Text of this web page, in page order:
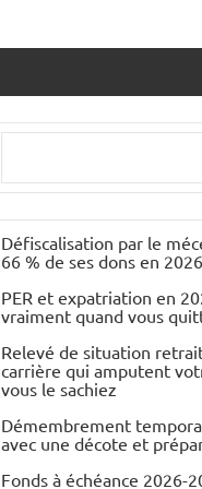
Défiscalisation par le
66 % de ses dons en
PER et expatriation en
vraiment quand vous
Relevé de situation
carrière qui amputent
vous le sachiez
Démembrement
avec une décote et
Fonds à échéance 2026-